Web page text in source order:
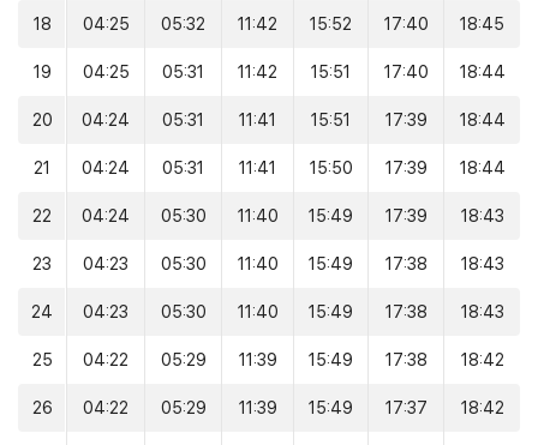
18 04:25 05:32 11:42 15:52 17:40 18:45
19 04:25 05:31 11:42 15:51 17:40 18:44
20 04:24 05:31 11:41 15:51 17:39 18:44
21 04:24 05:31 11:41 15:50 17:39 18:44
22 04:24 05:30 11:40 15:49 17:39 18:43
23 04:23 05:30 11:40 15:49 17:38 18:43
24 04:23 05:30 11:40 15:49 17:38 18:43
25 04:22 05:29 11:39 15:49 17:38 18:42
26 04:22 05:29 11:39 15:49 17:37 18:42